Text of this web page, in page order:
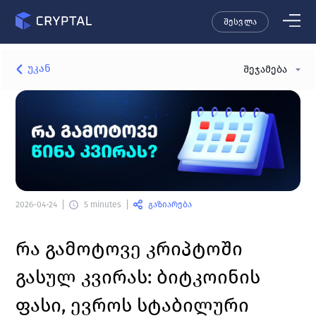
შესვლა
უკან შეჯამება
2026-04-24 5 minutes გაზიარება
რა გამოტოვე კრიპტოში
გასულ კვირას: ბიტკოინის
ფასი, ევროს სტაბილური